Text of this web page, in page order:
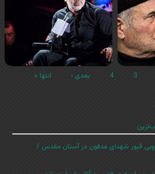
3
4 بعدی › انتها »
قبور شهدای مدفون در آستان مقدس /